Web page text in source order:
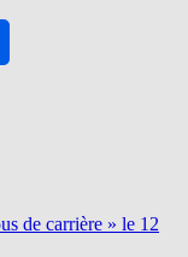
de carrière » le 12